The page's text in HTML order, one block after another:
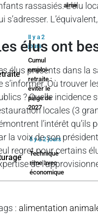
rassasiés. L’élu
s’adresser.
élus ont
élus présents dans la
s’informer. Où trouver
? Quelle incidence
locales (3
l’intérêt qu’ils
la voix de son
regret pour certains
de
: alimentation
aime
Il y a 2
jours
Cumul
emploi-
retraite :
éviter le
piège de
2027
Il y a 2 jours
Technique
rime avec
économique